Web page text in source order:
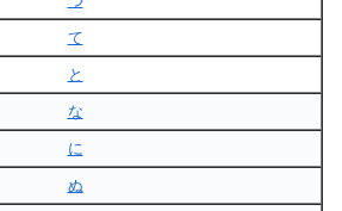
て
と
な
に
ぬ